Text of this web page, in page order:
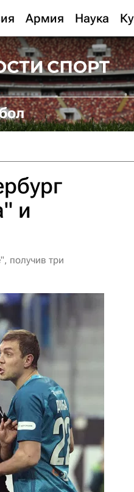
Армия Наука
и
получив три